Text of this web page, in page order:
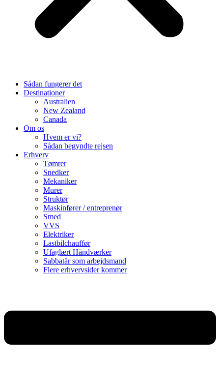
Sådan fungerer det
Destinationer
Australien
New Zealand
Canada
Om os
Hvem er vi?
Sådan begyndte rejsen
Erhverv
Tømrer
Snedker
Mekaniker
Murer
Struktør
Maskinfører / entreprenør
Smed
VVS
Elektriker
Lastbilchauffør
Ufaglært Håndværker
Sabbatår som arbejdsmand
Flere erhvervsider kommer